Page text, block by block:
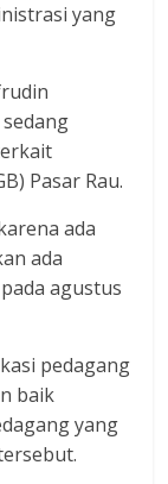
yang
Pasar Rau.
ada
ada
agustus
pedagang
baik
yang